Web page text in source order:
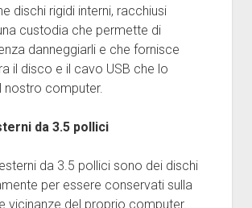
dischi rigidi interni, racchiusi
custodia che permette di
danneggiarli e che fornisce
il disco e il cavo USB che lo
nostro computer.
da 3.5 pollici
da 3.5 pollici sono dei dischi
per essere conservati sulla
vicinanze del proprio computer.